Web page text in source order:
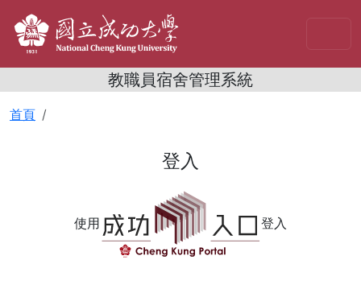
教職員宿舍管理系統
首頁
登入
使用 登入